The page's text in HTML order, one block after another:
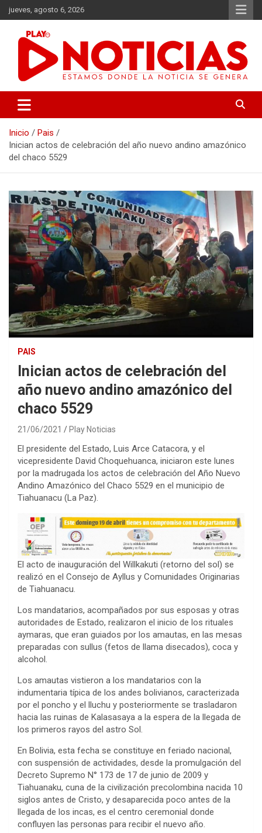
Saltar
al
contenido
jueves, agosto 6, 2026
Play Noticias
Inicio
Pais
Inician actos de celebración del año nuevo andino amazónico
del chaco 5529
PAIS
Inician actos de celebración del
año nuevo andino amazónico del
chaco 5529
21/06/2021 Play Noticias
El presidente del Estado, Luis Arce Catacora, y el
vicepresidente David Choquehuanca, iniciaron este lunes
por la madrugada los actos de celebración del Año Nuevo
Andino Amazónico del Chaco 5529 en el municipio de
Tiahuanacu (La Paz).
El acto de inauguración del Willkakuti (retorno del sol) se
realizó en el Consejo de Ayllus y Comunidades Originarias
de Tiahuanacu.
Los mandatarios, acompañados por sus esposas y otras
autoridades de Estado, realizaron el inicio de los rituales
aymaras, que eran guiados por los amautas, en las mesas
preparadas con sullus (fetos de llama disecados), coca y
alcohol.
Los amautas vistieron a los mandatarios con la
indumentaria típica de los andes bolivianos, caracterizada
por el poncho y el lluchu y posteriormente se trasladaron
hacia las ruinas de Kalasasaya a la espera de la llegada de
los primeros rayos del astro Sol.
En Bolivia, esta fecha se constituye en feriado nacional,
con suspensión de actividades, desde la promulgación del
Decreto Supremo N° 173 de 17 de junio de 2009 y
Tiahuanaku, cuna de la civilización precolombina nacida 10
siglos antes de Cristo, y desaparecida poco antes de la
llegada de los incas, es el centro ceremonial donde
confluyen las personas para recibir el nuevo año.